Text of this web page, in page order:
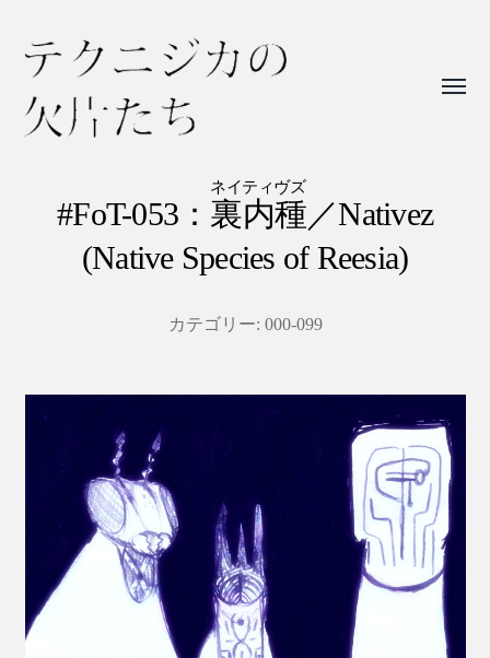
片
#FoT-053： 裏内種
ネイティヴズ
／Nativez
(Native Species of Reesia)
カテゴリー: 000-099